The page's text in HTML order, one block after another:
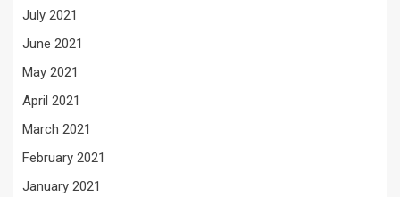
July 2021
June 2021
May 2021
April 2021
March 2021
February 2021
January 2021